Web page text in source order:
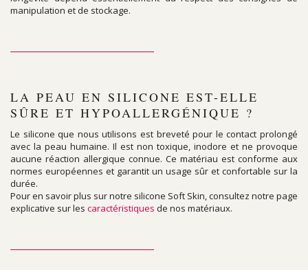
manipulation et de stockage.
LA PEAU EN SILICONE EST-ELLE
SÛRE ET HYPOALLERGÉNIQUE ?
Le silicone que nous utilisons est breveté pour le contact prolongé
avec la peau humaine. Il est non toxique, inodore et ne provoque
aucune réaction allergique connue. Ce matériau est conforme aux
normes européennes et garantit un usage sûr et confortable sur la
durée.
Pour en savoir plus sur notre silicone Soft Skin, consultez notre page
explicative sur les caractéristiques de nos matériaux.